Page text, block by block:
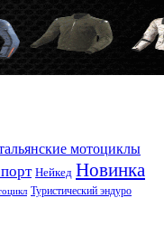
мотоциклы
Нейкед Новинка
Туристический эндуро